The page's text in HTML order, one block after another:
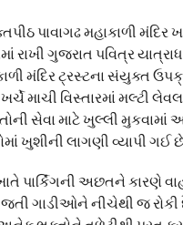
પાવાગઢ મહાકાળી મંદિર
રાખી ગુજરાત પવિત્ર
મંદિર ટ્રસ્ટના સંયુક્ત
માચી વિસ્તારમાં મલ્ટી લેવલ
સેવા માટે ખુલ્લી મુકવામાં
ખુશીની લાગણી વ્યાપી ગઈ
પાર્કિંગની અછતને કારણે
ગાડીઓને નીચેથી જ રોકી